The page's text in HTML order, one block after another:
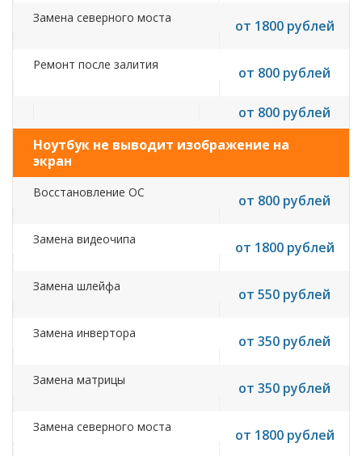
Замена северного моста от 1800 рублей
Ремонт после залития от 800 рублей
от 800 рублей
Ноутбук не выводит изображение на
экран
Восстановление ОС от 800 рублей
Замена видеочипа от 1800 рублей
Замена шлейфа от 550 рублей
Замена инвертора от 350 рублей
Замена матрицы от 350 рублей
Замена северного моста от 1800 рублей